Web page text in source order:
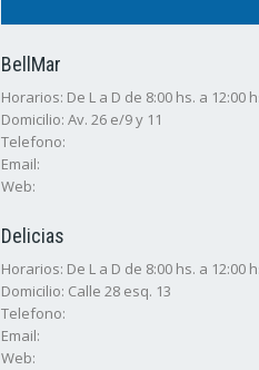
BellMar
Horarios: De L a D de 8:00 hs. a 12:00
Domicilio: Av. 26 e/9 y 11
Telefono:
Email:
Web:
Delicias
Horarios: De L a D de 8:00 hs. a 12:00
Domicilio: Calle 28 esq. 13
Telefono:
Email:
Web: